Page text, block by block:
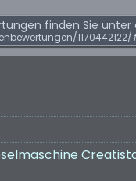
finden Sie unter